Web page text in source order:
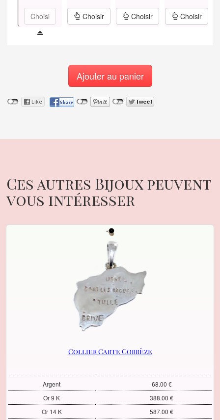
Choisi Choisir Choisir Choisir
Ajouter au panier
Ces autres Bijoux peuvent
vous intéresser
Collier Carte Corrèze
Argent
68.00 €
Or 9 K
388.00 €
Or 14 K
587.00 €